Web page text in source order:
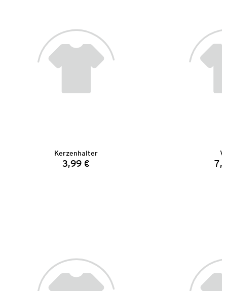
Kerzenhalter
Preis:
3,99 €